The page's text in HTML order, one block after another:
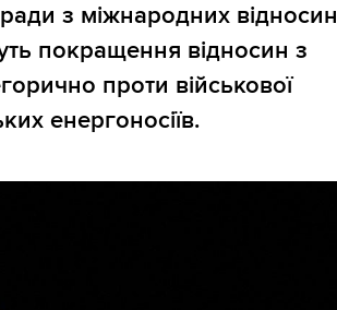
з міжнародних відносин
покращення відносин з
проти військової
енергоносіїв.